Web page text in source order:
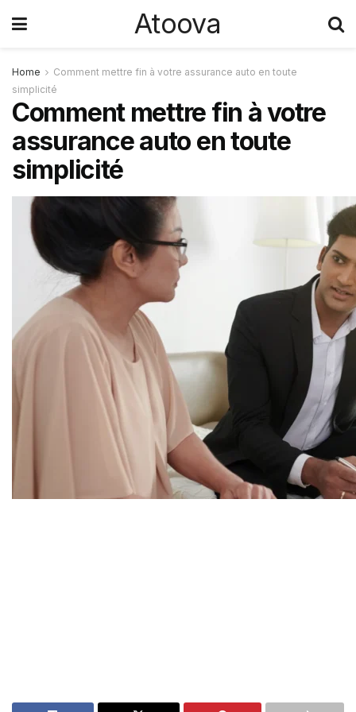
Atoova
Home
Comment mettre fin à votre assurance auto en toute
simplicité
Comment mettre fin à votre
assurance auto en toute
simplicité